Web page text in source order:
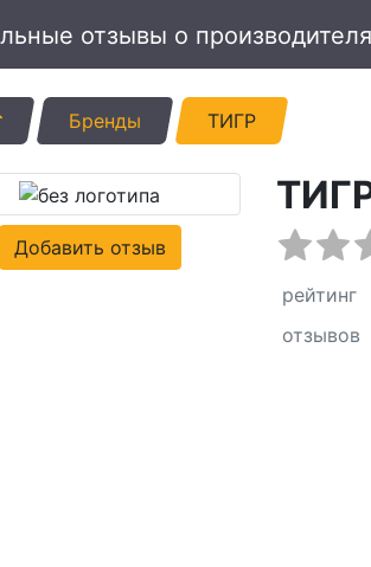
ГлавнаяБренды ТИГР
Добавить отзыв
рейтинг
отзывов